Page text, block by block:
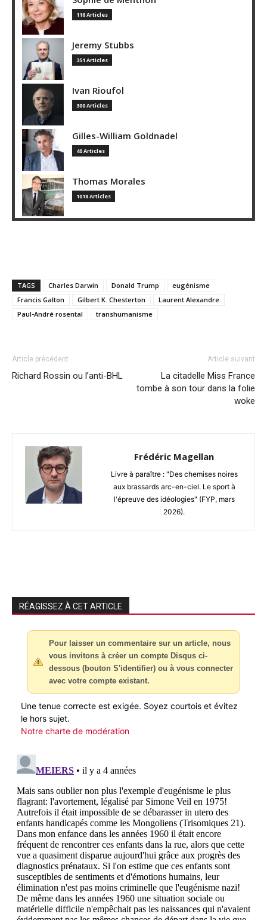
116 Articles
Jeremy Stubbs
351 Articles
Ivan Rioufol
300 Articles
Gilles-William Goldnadel
40 Articles
Thomas Morales
1018 Articles
TAGS Charles Darwin Donald Trump
eugénisme
Francis Galton
Gilbert K. Chesterton
Laurent Alexandre
Paul-André rosental
transhumanisme
Article précédent
Richard Rossin ou l’anti-BHL
Article suivant
La citadelle Miss France
tombe à son tour dans la folie
woke
Frédéric Magellan
Livre à paraître : "Des chemises noires
aux brassards arc-en-ciel. Le sport à
l'épreuve des idéologies" (FYP, mars
2026).
RÉAGISSEZ À CET ARTICLE
Pour laisser un commentaire sur un article, nous
vous invitons à créer un compte Disqus ci-
dessous (bouton S'identifier) ou à vous connecter
avec votre compte existant.
Une tenue correcte est exigée. Soyez courtois et évitez
le hors sujet.
Notre charte de modération